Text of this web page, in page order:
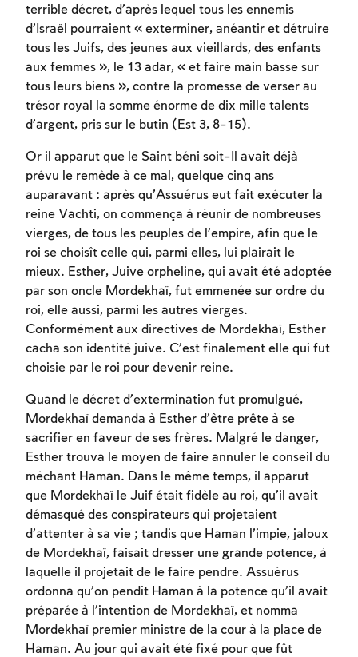
terrible décret, d’après lequel tous les ennemis
d’Israël pourraient « exterminer, anéantir et détruire
tous les Juifs, des jeunes aux vieillards, des enfants
aux femmes », le 13 adar, « et faire main basse sur
tous leurs biens », contre la promesse de verser au
trésor royal la somme énorme de dix mille talents
d’argent, pris sur le butin (Est 3, 8-15).
Or il apparut que le Saint béni soit-Il avait déjà
prévu le remède à ce mal, quelque cinq ans
auparavant : après qu’Assuérus eut fait exécuter la
reine Vachti, on commença à réunir de nombreuses
vierges, de tous les peuples de l’empire, afin que le
roi se choisît celle qui, parmi elles, lui plairait le
mieux. Esther, Juive orpheline, qui avait été adoptée
par son oncle Mordekhaï, fut emmenée sur ordre du
roi, elle aussi, parmi les autres vierges.
Conformément aux directives de Mordekhaï, Esther
cacha son identité juive. C’est finalement elle qui fut
choisie par le roi pour devenir reine.
Quand le décret d’extermination fut promulgué,
Mordekhaï demanda à Esther d’être prête à se
sacrifier en faveur de ses frères. Malgré le danger,
Esther trouva le moyen de faire annuler le conseil du
méchant Haman. Dans le même temps, il apparut
que Mordekhaï le Juif était fidèle au roi, qu’il avait
démasqué des conspirateurs qui projetaient
d’attenter à sa vie ; tandis que Haman l’impie, jaloux
de Mordekhaï, faisait dresser une grande potence, à
laquelle il projetait de le faire pendre. Assuérus
ordonna qu’on pendît Haman à la potence qu’il avait
préparée à l’intention de Mordekhaï, et nomma
Mordekhaï premier ministre de la cour à la place de
Haman. Au jour qui avait été fixé pour que fût
Inscription requise
Afin d'enregistrer ce que vous avez étudié,
vous devez vous connectez ou vous
inscrire.
Inscription Connexion